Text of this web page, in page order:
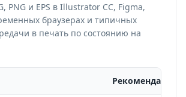
PNG и EPS в Illustrator CC, Figma,
браузерах и типичных
в печать по состоянию на
Рекомендация